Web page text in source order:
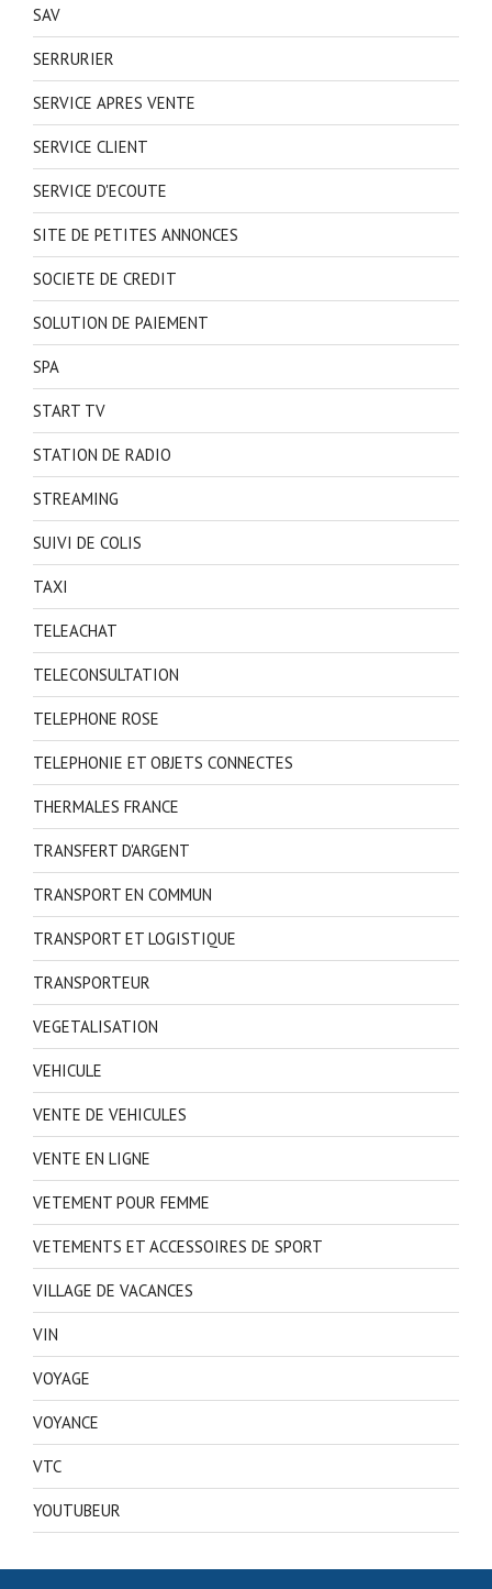
SAV
SERRURIER
SERVICE APRES VENTE
SERVICE CLIENT
SERVICE D'ECOUTE
SITE DE PETITES ANNONCES
SOCIETE DE CREDIT
SOLUTION DE PAIEMENT
SPA
START TV
STATION DE RADIO
STREAMING
SUIVI DE COLIS
TAXI
TELEACHAT
TELECONSULTATION
TELEPHONE ROSE
TELEPHONIE ET OBJETS CONNECTES
THERMALES FRANCE
TRANSFERT D'ARGENT
TRANSPORT EN COMMUN
TRANSPORT ET LOGISTIQUE
TRANSPORTEUR
VEGETALISATION
VEHICULE
VENTE DE VEHICULES
VENTE EN LIGNE
VETEMENT POUR FEMME
VETEMENTS ET ACCESSOIRES DE SPORT
VILLAGE DE VACANCES
VIN
VOYAGE
VOYANCE
VTC
YOUTUBEUR